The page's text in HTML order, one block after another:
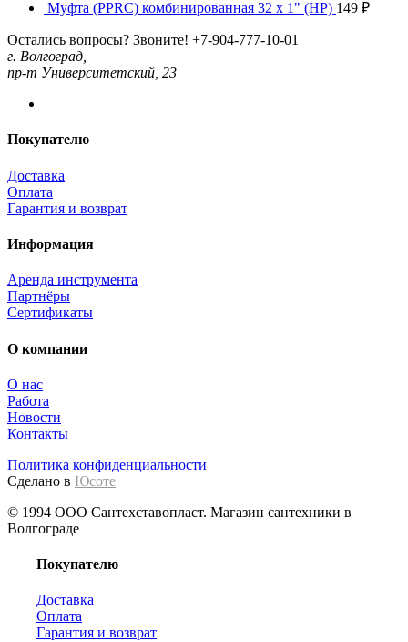
Муфта (PPRC) комбинированная 32 x 1" (НР) 149 ₽
Остались вопросы? Звоните! +7-904-777-10-01
г. Волгоград,
пр-т Университетский, 23
Покупателю
Доставка
Оплата
Гарантия и возврат
Информация
Аренда инструмента
Партнёры
Сертификаты
О компании
О нас
Работа
Новости
Контакты
Политика конфиденциальности
Сделано в Юсоте
© 1994 ООО Сантехставопласт. Магазин сантехники в
Волгограде
Покупателю
Доставка
Оплата
Гарантия и возврат